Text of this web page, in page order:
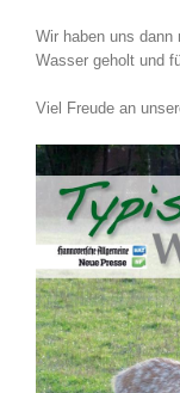
Wir haben uns
Wasser geholt und
Viel Freude an